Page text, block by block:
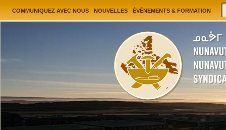
Jump to navigation
User menu
COMMUNIQUEZ AVEC NOUS NOUVELLES ÉVÉNEMENTS & FORMATION